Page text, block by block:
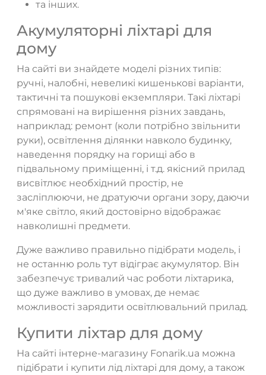
та інших.
Акумуляторні ліхтарі для
дому
На сайті ви знайдете моделі різних типів:
ручні, налобні, невеликі кишенькові варіанти,
тактичні та пошукові екземпляри. Такі ліхтарі
спрямовані на вирішення різних завдань,
наприклад: ремонт (коли потрібно звільнити
руки), освітлення ділянки навколо будинку,
наведення порядку на горищі або в
підвальному приміщенні, і т.д. якісний прилад
висвітлює необхідний простір, не
засліплюючи, не дратуючи органи зору, даючи
м'яке світло, який достовірно відображає
навколишні предмети.
Дуже важливо правильно підібрати модель, і
не останню роль тут відіграє акумулятор. Він
забезпечує тривалий час роботи ліхтарика,
що дуже важливо в умовах, де немає
можливості зарядити освітлювальний прилад.
Купити ліхтар для дому
На сайті інтерне-магазину Fonarik.ua можна
підібрати і купити лід ліхтарі для дому, а також